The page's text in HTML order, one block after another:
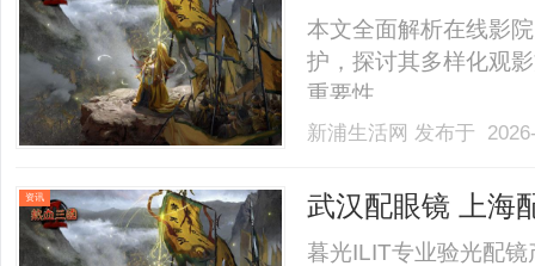
本文全面解析在线影
护，探讨其多样化观
重要性。......
新浦生活网 发布于
资讯 武汉配眼镜 上海
暮光ILIT专业验光配